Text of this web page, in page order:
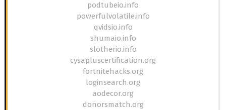
podtubeio.info
powerfulvolatile.info
qvidsio.info
shumaio.info
slotherio.info
cysapluscertification.org
fortnitehacks.org
loginsearch.org
aodecor.org
donorsmatch.org